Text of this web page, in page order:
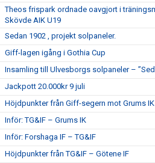
Theos frispark ordnade oavgjort i
Skövde AIK U19
Sedan 1902 , projekt solpaneler.
Giff-lagen igång i Gothia Cup
Insamling till Ulvesborgs solpaneler –
Jackpott 20.000kr 9 juli
Höjdpunkter från Giff-segern mot Grums IK
Inför: TG&IF – Grums IK
Inför: Forshaga IF – TG&IF
Höjdpunkter från TG&IF – Götene IF